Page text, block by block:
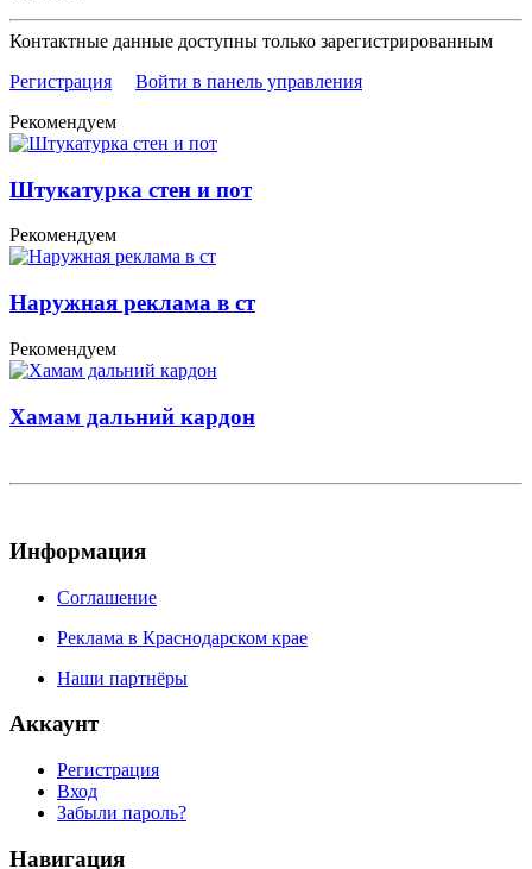
Контактные данные доступны только зарегистрированным
Регистрация
Войти в панель управления
Рекомендуем
Штукатурка стен и пот
Рекомендуем
Наружная реклама в ст
Рекомендуем
Хамам дальний кардон
Информация
Соглашение
Реклама в Краснодарском крае
Наши партнёры
Аккаунт
Регистрация
Вход
Забыли пароль?
Навигация